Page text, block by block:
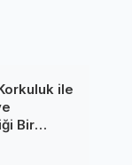
ile
Bir